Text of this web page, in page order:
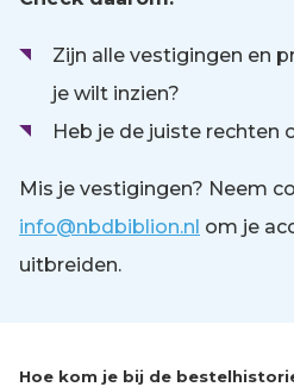
Zijn alle vestigingen en
je wilt inzien?
Heb je de juiste rechten
Mis je vestigingen? Neem
info@nbdbiblion.nl om je
uitbreiden.
Hoe kom je bij de